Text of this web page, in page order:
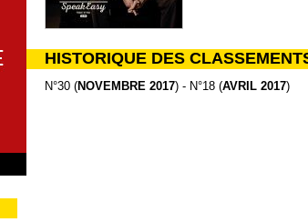
HISTORIQUE DES
N°30 (NOVEMBRE 2017) - N°18 (AVRIL 2017)